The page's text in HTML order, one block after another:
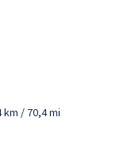
km / 70,4 mi